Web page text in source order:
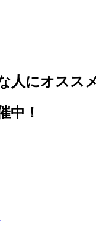
人にオスス
中！